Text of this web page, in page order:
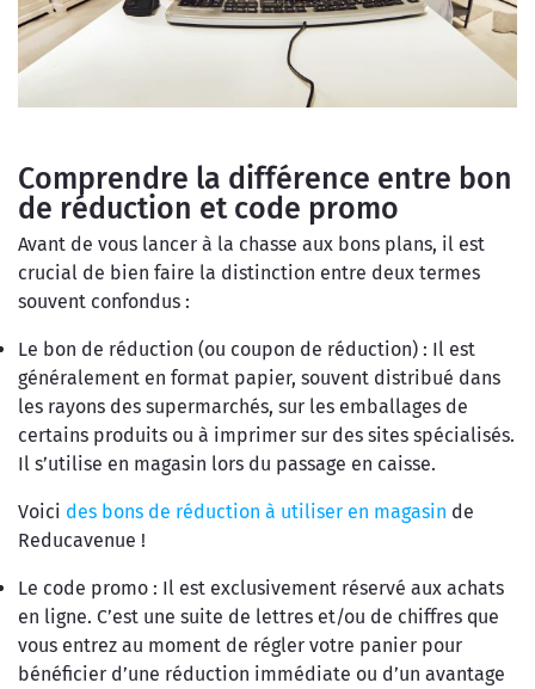
Comprendre la différence entre bon
de réduction et code promo
Avant de vous lancer à la chasse aux bons plans, il est
crucial de bien faire la distinction entre deux termes
souvent confondus :
Le bon de réduction (ou coupon de réduction) : Il est
généralement en format papier, souvent distribué dans
les rayons des supermarchés, sur les emballages de
certains produits ou à imprimer sur des sites spécialisés.
Il s’utilise en magasin lors du passage en caisse.
Voici des bons de réduction à utiliser en magasin de
Reducavenue !
Le code promo : Il est exclusivement réservé aux achats
en ligne. C’est une suite de lettres et/ou de chiffres que
vous entrez au moment de régler votre panier pour
bénéficier d’une réduction immédiate ou d’un avantage